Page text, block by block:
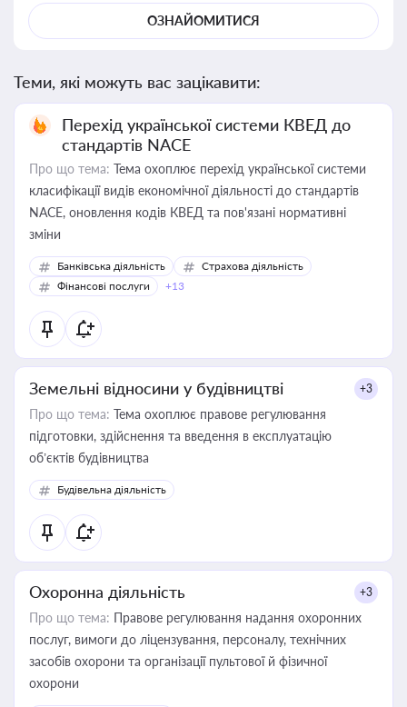
ОЗНАЙОМИТИСЯ
Теми, які можуть вас зацікавити:
Перехід української системи КВЕД до
стандартів NACE
Про що тема: Тема охоплює перехід української системи
класифікації видів економічної діяльності до стандартів
NACE, оновлення кодів КВЕД та пов'язані нормативні
зміни
Банківська діяльність
Страхова діяльність
Фінансові послуги
+13
Земельні відносини у будівництві +3
Про що тема: Тема охоплює правове регулювання
підготовки, здійснення та введення в експлуатацію
об’єктів будівництва
Будівельна діяльність
Охоронна діяльність +3
Про що тема: Правове регулювання надання охоронних
послуг, вимоги до ліцензування, персоналу, технічних
засобів охорони та організації пультової й фізичної
охорони